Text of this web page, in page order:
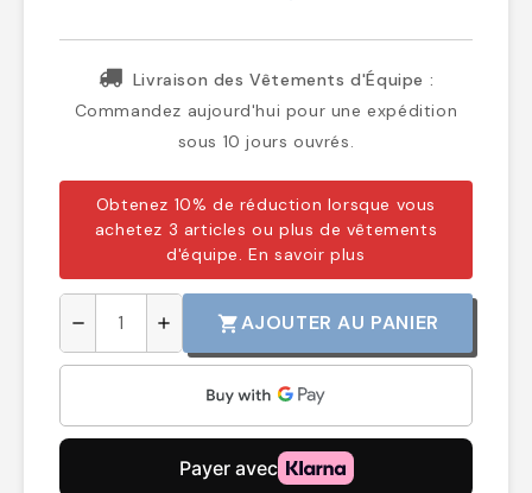
Livraison des Vêtements d'Équipe :
Commandez aujourd'hui pour une expédition
sous 10 jours ouvrés.
Obtenez 10% de réduction lorsque vous
achetez 3 articles ou plus de vêtements
d'équipe.En savoir plus
remove add shopping_cartAJOUTER AU PANIER